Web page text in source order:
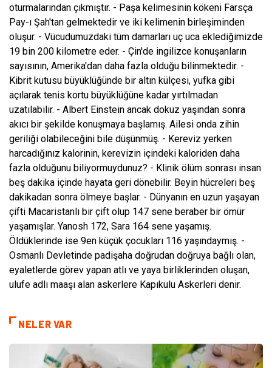
oturmalarından çıkmıştır. - Paşa kelimesinin kökeni Farsça
Pay-ı Şah'tan gelmektedir ve iki kelimenin birleşiminden
oluşur. - Vücudumuzdaki tüm damarları uç uca eklediğimizde
19 bin 200 kilometre eder. - Çin'de ingilizce konuşanların
sayısının, Amerika'dan daha fazla olduğu bilinmektedir. -
Kibrit kutusu büyüklüğünde bir altın külçesi, yufka gibi
açılarak tenis kortu büyüklüğüne kadar yırtılmadan
uzatılabilir. - Albert Einstein ancak dokuz yaşından sonra
akıcı bir şekilde konuşmaya başlamış. Ailesi onda zihin
geriliği olabileceğini bile düşünmüş. - Kereviz yerken
harcadığınız kalorinin, kerevizin içindeki kaloriden daha
fazla olduğunu biliyormuydunuz? - Klinik ölüm sonrası insan
beş dakika içinde hayata geri dönebilir. Beyin hücreleri beş
dakikadan sonra ölmeye başlar. - Dünyanın en uzun yaşayan
çifti Macaristanlı bir çift olup 147 sene beraber bir ömür
yaşamışlar. Yanosh 172, Sara 164 sene yaşamış.
Öldüklerinde ise 9en küçük çocukları 116 yaşındaymış. -
Osmanlı Devletinde padişaha doğrudan doğruya bağlı olan,
eyaletlerde görev yapan atlı ve yaya birliklerinden oluşan,
ulufe adlı maaşı alan askerlere Kapıkulu Askerleri denir.
NELER VAR